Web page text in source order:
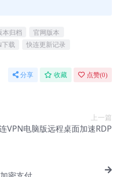
本归档
官网版本
下载
快连更新记录
分享 收藏 点赞(0)
上一篇
VPN电脑版远程桌面加速RDP